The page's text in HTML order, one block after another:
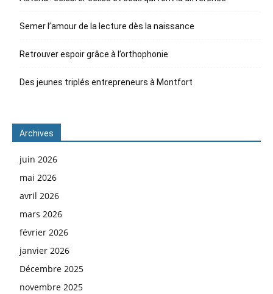
Semer l’amour de la lecture dès la naissance
Retrouver espoir grâce à l’orthophonie
Des jeunes triplés entrepreneurs à Montfort
Archives
juin 2026
mai 2026
avril 2026
mars 2026
février 2026
janvier 2026
Décembre 2025
novembre 2025